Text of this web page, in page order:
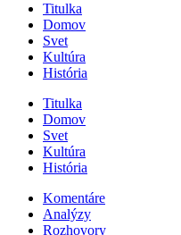
Titulka
Domov
Svet
Kultúra
História
Titulka
Domov
Svet
Kultúra
História
Komentáre
Analýzy
Rozhovory